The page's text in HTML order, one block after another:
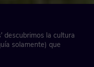
descubrimos la cultura
solamente) que